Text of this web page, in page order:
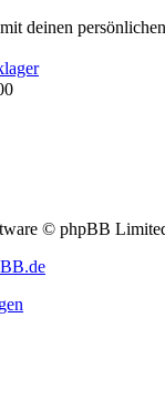
deinen
© phpBB